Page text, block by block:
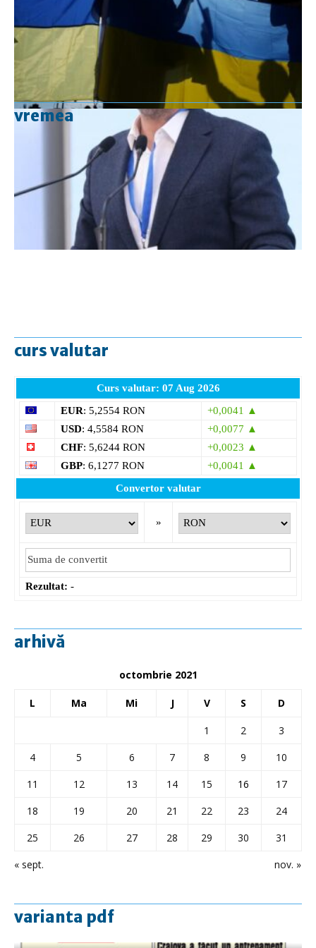
vremea
curs valutar
Curs valutar: 07 Aug 2026
EUR: 5,2554 RON
+0,0041 ▲
USD: 4,5584 RON
+0,0077 ▲
CHF: 5,6244 RON
+0,0023 ▲
GBP: 6,1277 RON
+0,0041 ▲
Convertor valutar
»
Rezultat: -
arhivă
octombrie 2021
L Ma Mi J V S D
« sept. nov. »
1 2
3
4
5 6 7 8 9
10
11
12 13 14 15 16
17
18
19 20 21 22 23
24
25
26 27 28 29 30 31
varianta pdf